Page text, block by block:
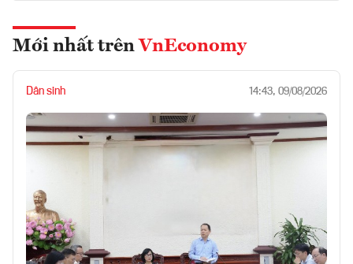
Mới nhất trên VnEconomy
Dân sinh 14:43, 09/08/2026